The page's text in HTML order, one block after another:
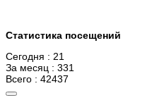
Статистика посещений
Сегодня : 21
За месяц : 331
Всего : 42437